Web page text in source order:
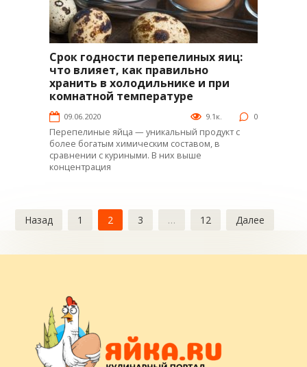
Интересное
Срок годности перепелиных яиц:
что влияет, как правильно
хранить в холодильнике и при
комнатной температуре
09.06.2020 9.1к. 0
Перепелиные яйца — уникальный продукт с
более богатым химическим составом, в
сравнении с куриными. В них выше
концентрация
Пагинация
записей
Назад 1 2 3 … 12 Далее